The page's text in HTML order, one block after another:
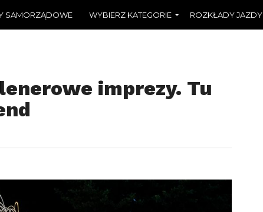
SAMORZĄDOWE WYBIERZ KATEGORIE ROZKŁADY JAZDY
imprezy. Tu